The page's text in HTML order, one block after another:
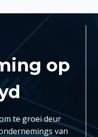
op
te groei deur
van